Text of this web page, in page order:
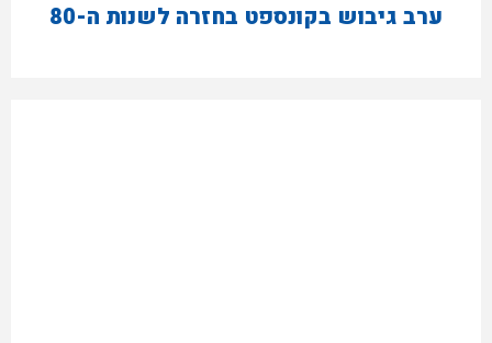
ערב גיבוש בקונספט בחזרה לשנות ה-80